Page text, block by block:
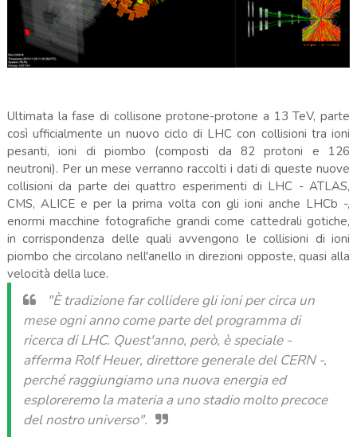
Ultimata la fase di collisone protone-protone a 13 TeV, parte
così ufficialmente un nuovo ciclo di LHC con collisioni tra ioni
pesanti, ioni di piombo (composti da 82 protoni e 126
neutroni). Per un mese verranno raccolti i dati di queste nuove
collisioni da parte dei quattro esperimenti di LHC - ATLAS,
CMS, ALICE e per la prima volta con gli ioni anche LHCb -,
enormi macchine fotografiche grandi come cattedrali gotiche,
in corrispondenza delle quali avvengono le collisioni di ioni
piombo che circolano nell'anello in direzioni opposte, quasi alla
velocità della luce.
"È tradizione far collidere gli ioni per circa un
mese ogni anno come parte del programma di
ricerca di LHC. Quest'anno, però, è speciale -
afferma Rolf Heuer, direttore generale del CERN -,
perché raggiungiamo una nuova energia ed
esploreremo la materia a uno stadio molto precoce
del nostro universo".